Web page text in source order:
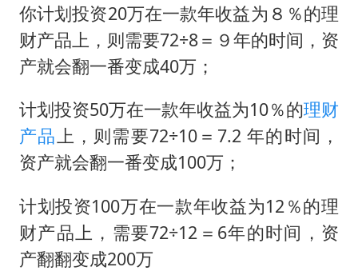
你计划投资20万在一款年收益为８％的理
财产品上，则需要72÷8＝９年的时间，资
产就会翻一番变成40万；
计划投资50万在一款年收益为10％的理财
产品上，则需要72÷10＝7.2 年的时间，
资产就会翻一番变成100万；
计划投资100万在一款年收益为12％的理
财产品上，需要72÷12＝6年的时间，资
产翻翻变成200万